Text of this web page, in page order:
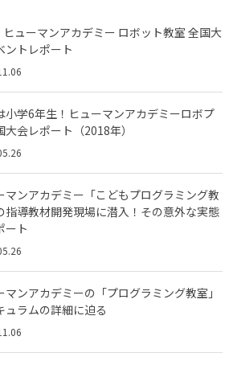
ヒューマンアカデミー ロボット教室 全国大
ントレポート
小学6年生！ヒューマンアカデミーロボプ
大会レポート（2018年）
マンアカデミー「こどもプログラミング教
指導教材開発現場に潜入！その意外な実態
ート
マンアカデミーの「プログラミング教室」
ュラムの詳細に迫る